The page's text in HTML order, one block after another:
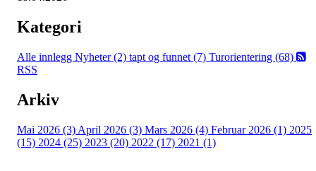
Kategori
Alle innlegg Nyheter (2) tapt og funnet (7) Turorientering (68)
RSS
Arkiv
Mai 2026 (3) April 2026 (3) Mars 2026 (4) Februar 2026 (1) 2025
(15) 2024 (25) 2023 (20) 2022 (17) 2021 (1)